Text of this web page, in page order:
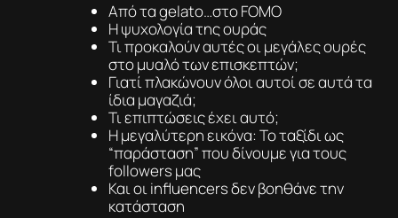
Από τα gelato…στο FOMO
Η ψυχολογία της ουράς
Τι προκαλούν αυτές οι μεγάλες ουρές
στο μυαλό των επισκεπτών;
Γιατί πλακώνουν όλοι αυτοί σε αυτά τα
ίδια μαγαζιά;
Τι επιπτώσεις έχει αυτό;
Η μεγαλύτερη εικόνα: Το ταξίδι ως
“παράσταση” που δίνουμε για τους
followers μας
Και οι influencers δεν βοηθάνε την
κατάσταση